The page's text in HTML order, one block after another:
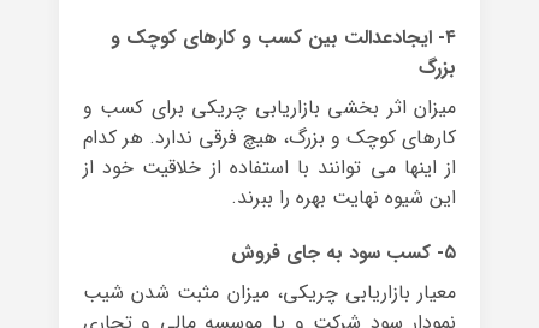
۴- ایجادعدالت بین کسب و کارهای کوچک و
بزرگ
میزان اثر بخشی بازاریابی چریکی برای کسب و
کارهای کوچک و بزرگ، هیچ فرقی ندارد. هر کدام
از اینها می توانند با استفاده از خلاقیت خود از
این شیوه نهایت بهره را ببرند.
۵- کسب سود به جای فروش
معیار بازاریابی چریکی، میزان مثبت شدن شیب